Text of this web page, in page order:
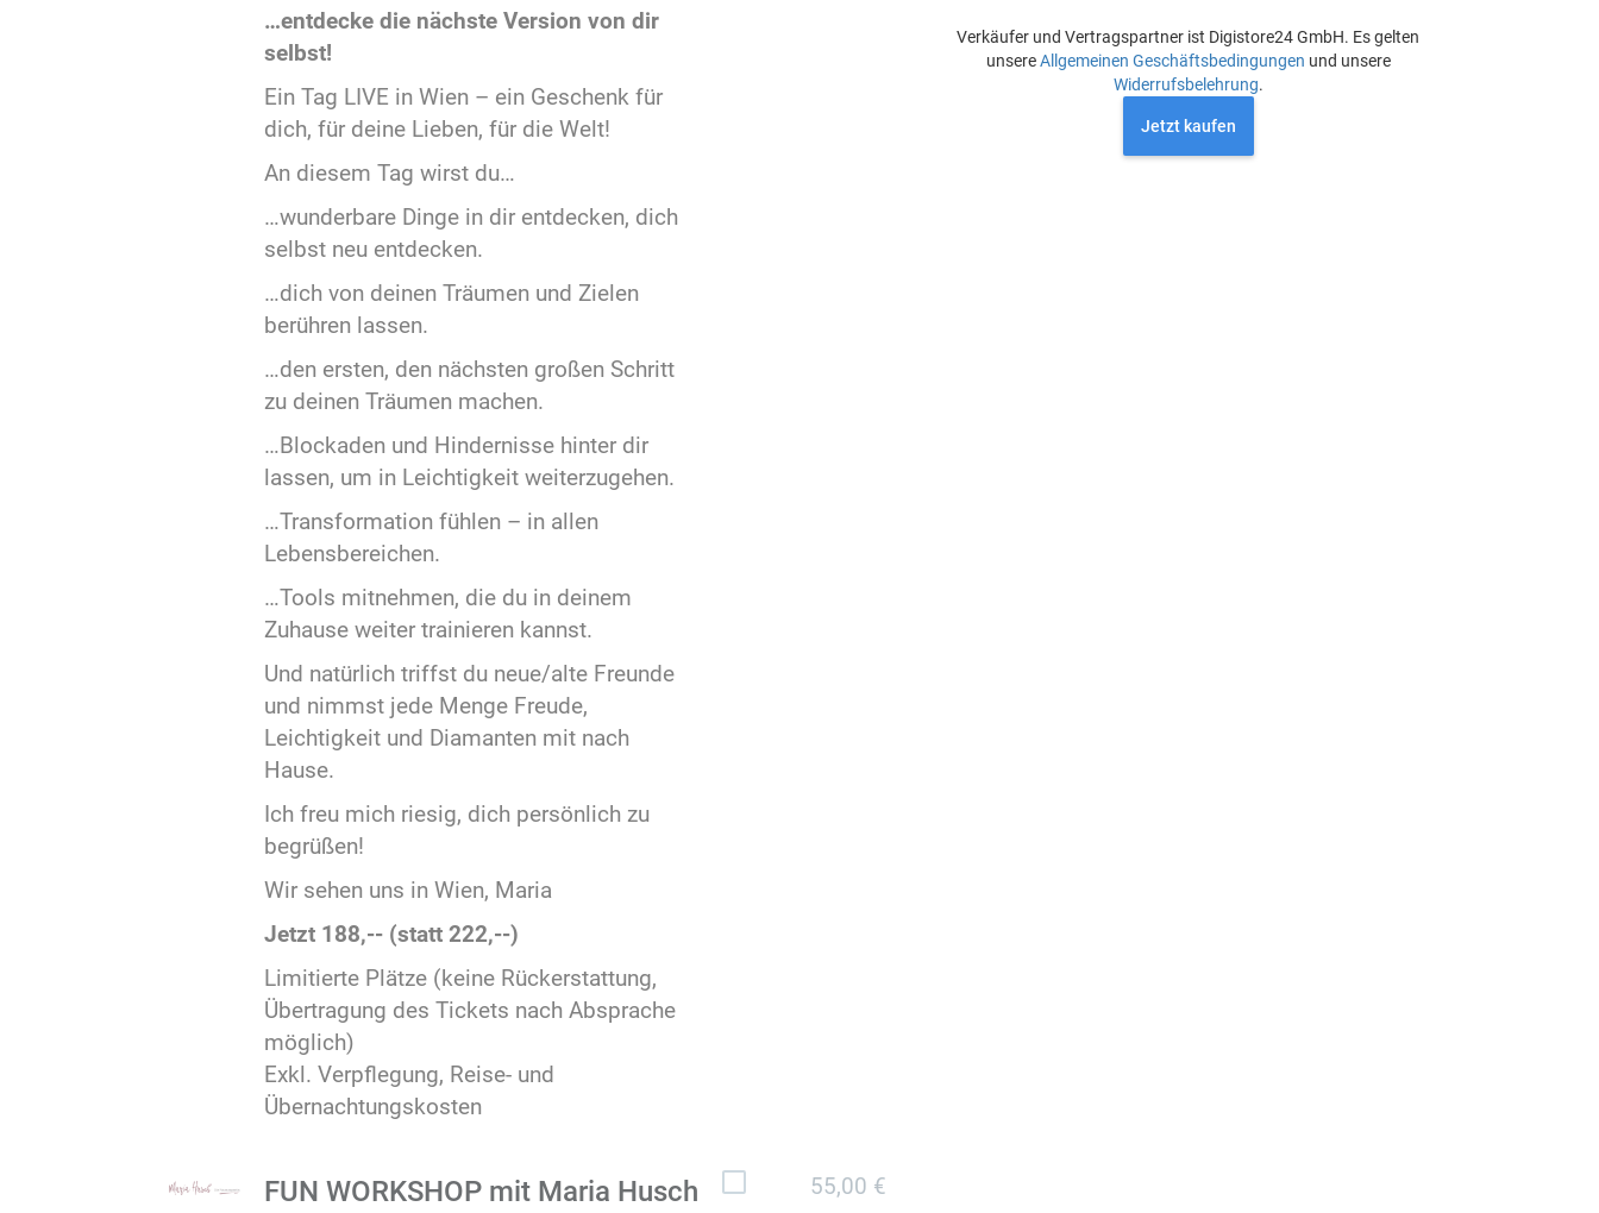
…entdecke die nächste Version von dir
selbst!
Ein Tag LIVE in Wien – ein Geschenk für
dich, für deine Lieben, für die Welt!
An diesem Tag wirst du…
…wunderbare Dinge in dir entdecken, dich
selbst neu entdecken.
…dich von deinen Träumen und Zielen
berühren lassen.
…den ersten, den nächsten großen Schritt
zu deinen Träumen machen.
…Blockaden und Hindernisse hinter dir
lassen, um in Leichtigkeit weiterzugehen.
…Transformation fühlen – in allen
Lebensbereichen.
…Tools mitnehmen, die du in deinem
Zuhause weiter trainieren kannst.
Und natürlich triffst du neue/alte Freunde
und nimmst jede Menge Freude,
Leichtigkeit und Diamanten mit nach
Hause.
Ich freu mich riesig, dich persönlich zu
begrüßen!
Wir sehen uns in Wien, Maria
Jetzt 188,-- (statt 222,--)
Limitierte Plätze (keine Rückerstattung,
Übertragung des Tickets nach Absprache
möglich)
Exkl. Verpflegung, Reise- und
Übernachtungskosten
FUN WORKSHOP mit Maria Husch 55,00 €
Verkäufer und Vertragspartner ist Digistore24 GmbH. Es gelten
unsereAllgemeinen Geschäftsbedingungen und unsere
Widerrufsbelehrung.
Jetzt kaufen